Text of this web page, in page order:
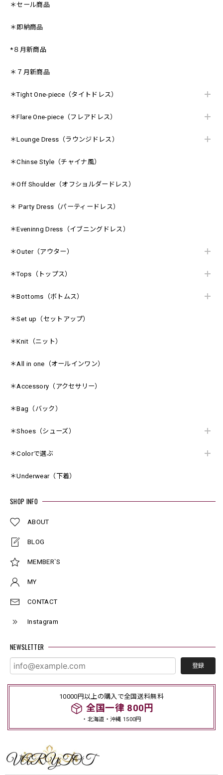
＊セール商品
＊即納商品
*８月新商品
＊７月新商品
＊Tight One-piece（タイトドレス）
＊Flare One-piece（フレアドレス）
＊Lounge Dress（ラウンジドレス）
＊Chinse Style（チャイナ風）
＊Off Shoulder（オフショルダードレス）
＊ Party Dress（パーティードレス）
＊Eveninng Dress（イブニングドレス）
＊Outer（アウター）
＊Tops（トップス）
＊Bottoms（ボトムス）
＊Set up（セットアップ）
＊Knit（ニット）
＊All in one（オールインワン）
＊Accessory（アクセサリー）
＊Bag（バック）
＊Shoes（シューズ）
＊Colorで選ぶ
＊Underwear（下着）
SHOP INFO
ABOUT
BLOG
MEMBER`S
MY
CONTACT
Instagram
NEWSLETTER
登録
10000円以上の購入で全国送料無料
全国一律 800円
・北海道・沖縄 1500円